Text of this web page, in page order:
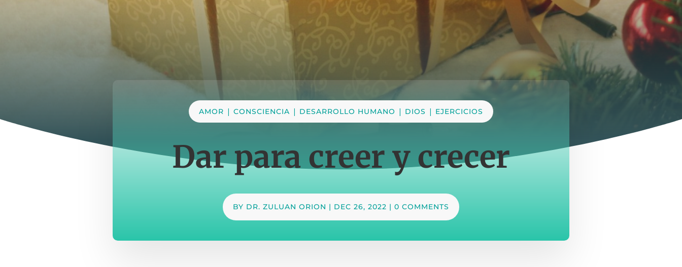
AMOR | CONSCIENCIA | DESARROLLO HUMANO | DIOS | EJERCICIOS
Dar para creer y crecer
BY DR. ZULUAN ORION | DEC 26, 2022 | 0 COMMENTS